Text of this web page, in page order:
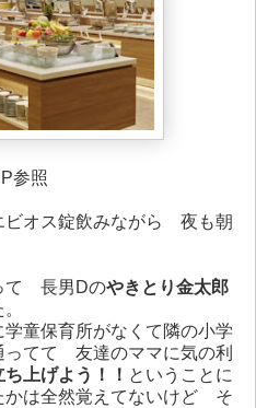
オス錠飲みながら 夜も朝
て 長男Dのやきとり金太郎
童保育所がなくて隣の小学
ってて 友達のママに気の利
上げよう！！ ということに
は全然覚えてないけど そ